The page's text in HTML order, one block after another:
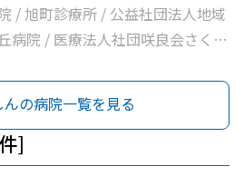
会浜野小児科内科クリニック / 練
ニック / 医療法人社団輝恭会いし
団ＭＡＥ小林内科クリニック / 医
鼻咽喉科 / 医療法人社団蒼生会高
腎会優人光が丘クリニック / 光が
科クリニック / 医療法人社団清栄
/ 旭町診療所 / 公益社団法人地域
病院 / 医療法人社団咲良会さくま
ふ科クリニック
んの病院一覧を見る
]